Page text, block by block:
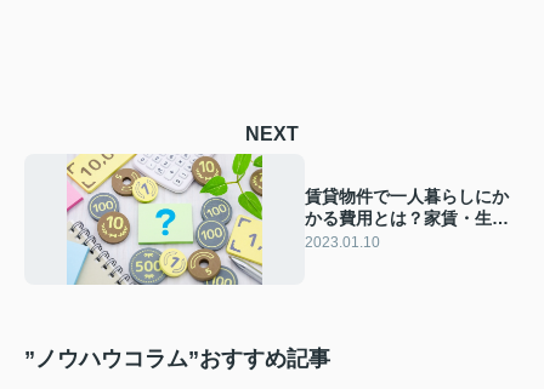
NEXT
賃貸物件で一人暮らしにか
かる費用とは？家賃・生活
費・貯金についてご紹介
2023.01.10
”ノウハウコラム”おすすめ記事